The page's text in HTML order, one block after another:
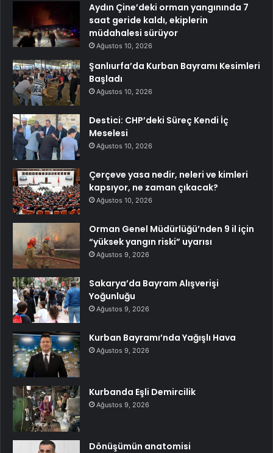
Aydın Çine’deki orman yangınında 7
saat geride kaldı, ekiplerin
müdahalesi sürüyor
Ağustos 10, 2026
Şanlıurfa’da Kurban Bayramı Kesimleri
Başladı
Ağustos 10, 2026
Destici: CHP’deki Süreç Kendi İç
Meselesi
Ağustos 10, 2026
Çerçeve yasa nedir, neleri ve kimleri
kapsıyor, ne zaman çıkacak?
Ağustos 10, 2026
Orman Genel Müdürlüğü’nden 9 il için
“yüksek yangın riski” uyarısı
Ağustos 9, 2026
Sakarya’da Bayram Alışverişi
Yoğunluğu
Ağustos 9, 2026
Kurban Bayramı’nda Yağışlı Hava
Ağustos 9, 2026
Kurbanda Eşli Demircilik
Ağustos 9, 2026
Dönüşümün anatomisi